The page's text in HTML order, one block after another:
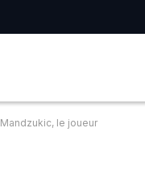
le joueur